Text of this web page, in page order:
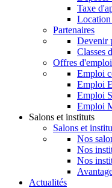
Taxe
Location
Partenaires
Devenir
Classes
Offres d'emploi
Emploi
Emploi
Emploi
Emploi
Salons et instituts
Salons et
Nos
Nos
Nos
Actualités